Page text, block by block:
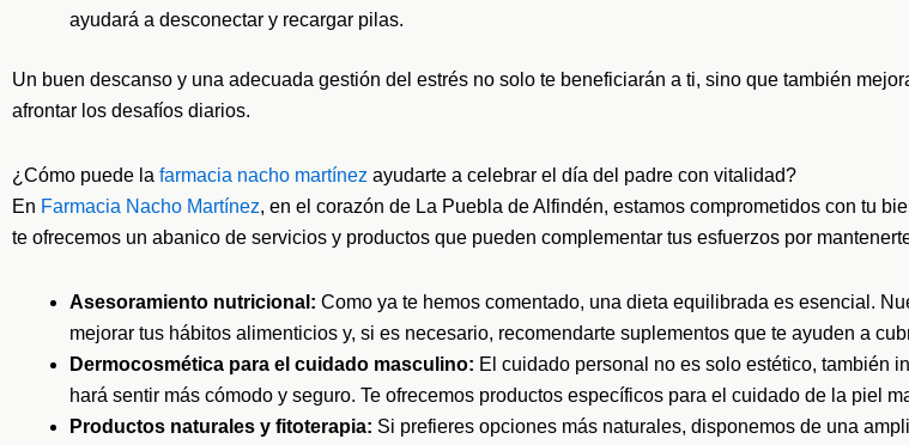
ayudará a desconectar y recargar pilas.
Un buen descanso y una adecuada gestión del estrés no solo te beneficiarán a ti, sino que también
afrontar los desafíos diarios.
¿Cómo puede la farmacia nacho martínez ayudarte a celebrar el día del padre con vitalidad?
En Farmacia Nacho Martínez, en el corazón de La Puebla de Alfindén, estamos comprometidos con tu
te ofrecemos un abanico de servicios y productos que pueden complementar tus esfuerzos por
Asesoramiento nutricional: Como ya te hemos comentado, una dieta equilibrada es esencial.
mejorar tus hábitos alimenticios y, si es necesario, recomendarte suplementos que te ayuden a
Dermocosmética para el cuidado masculino: El cuidado personal no es solo estético, también
hará sentir más cómodo y seguro. Te ofrecemos productos específicos para el cuidado de la piel
Productos naturales y fitoterapia: Si prefieres opciones más naturales, disponemos de una